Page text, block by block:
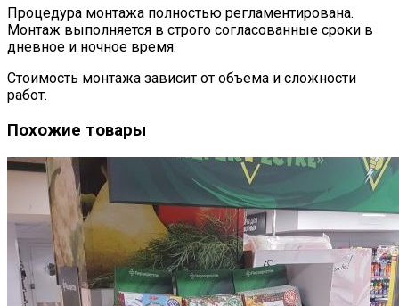
Процедура монтажа полностью регламентирована.
Монтаж выполняется в строго согласованные сроки в
дневное и ночное время.
Стоимость монтажа зависит от объема и сложности
работ.
Похожие товары